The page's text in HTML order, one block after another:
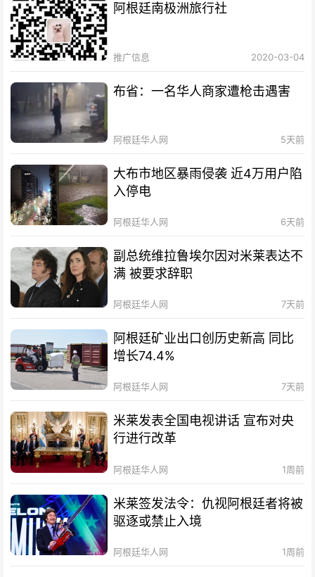
阿根廷南极洲旅行社
推广信息 2020-03-04
布省：一名华人商家遭枪击遇害
阿根廷华人网 5天前
大布市地区暴雨侵袭 近4万用户陷
入停电
阿根廷华人网 6天前
副总统维拉鲁埃尔因对米莱表达不
满 被要求辞职
阿根廷华人网 7天前
阿根廷矿业出口创历史新高 同比
增长74.4%
阿根廷华人网 7天前
米莱发表全国电视讲话 宣布对央
行进行改革
阿根廷华人网 1周前
米莱签发法令：仇视阿根廷者将被
驱逐或禁止入境
阿根廷华人网 1周前